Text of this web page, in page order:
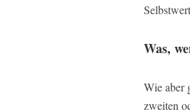
Was,
Wie aber
zweiten